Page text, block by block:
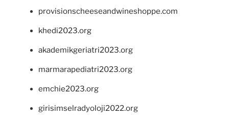
provisionscheeseandwineshoppe.com
khedi2023.org
akademikgeriatri2023.org
marmarapediatri2023.org
emchie2023.org
girisimselradyoloji2022.org